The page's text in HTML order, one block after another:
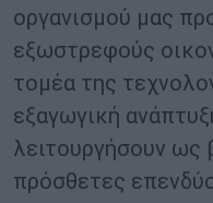
οργανισμού μας
εξωστρεφούς
τομέα της
εξαγωγική
λειτουργήσουν ως
πρόσθετες